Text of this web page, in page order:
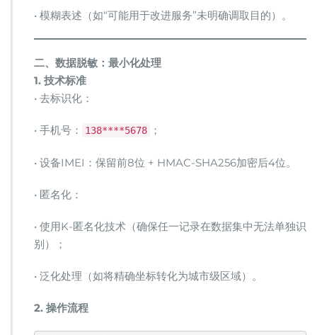
• 模糊表述（如“可能用于改进服务”未明确调取目的）。
​二、数据脱敏：最小化处理​
​1. 技术标准​
• 去标识化：
• 手机号： 138****5678 ；
• 设备IMEI：保留前8位 + HMAC-SHA256加密后4位。
• 匿名化：
• 使用K-匿名化技术（确保任一记录在数据集中无法单独识
别）；
• 泛化处理（如将精确坐标转化为城市级区域）。
​2. 操作流程​